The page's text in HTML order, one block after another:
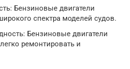
Бензиновые двигатели
спектра моделей судов.
Бензиновые двигатели
ремонтировать и